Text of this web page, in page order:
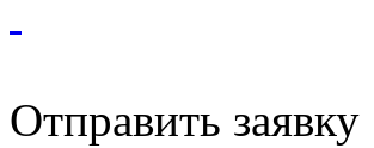
Отправить заявку